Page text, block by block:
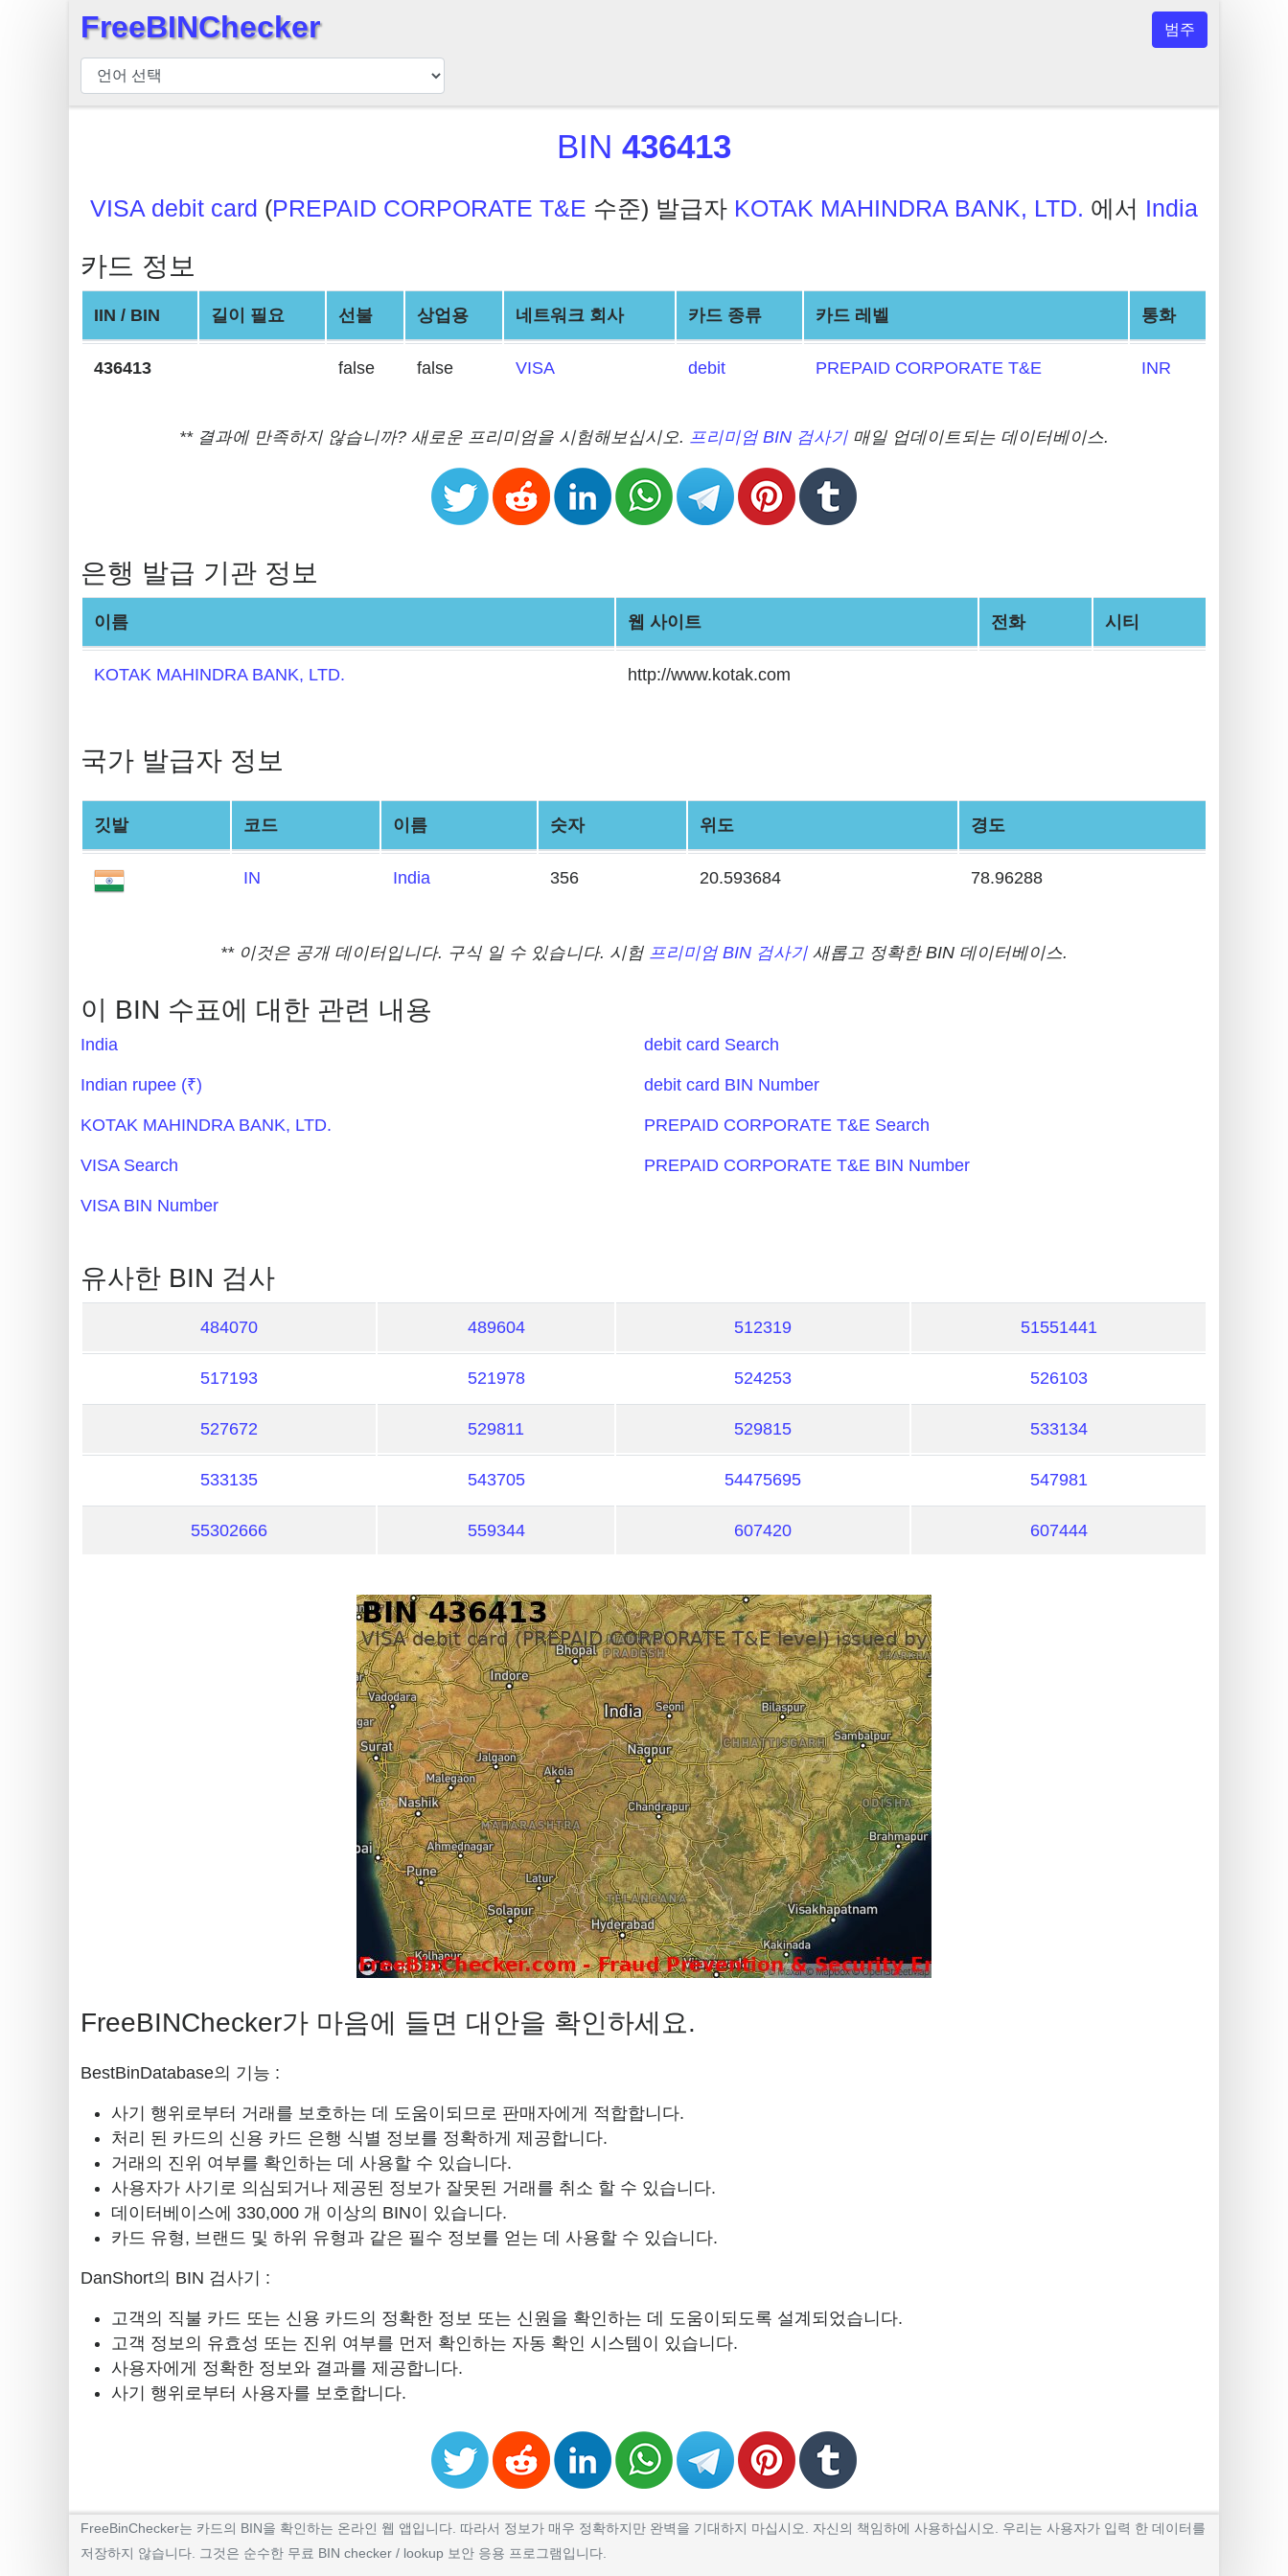
BIN
검
검
BIN
번
호
BIN
API
Generator
CC
Generator
from
Banks
Validator
Credit
Card
Generator
Random
Generate
Credit
Card
from
BIN
Credit
Card
Service
What
is
Lookup
FreeBINChecker 범주
BIN 436413
VISA debit card (PREPAID CORPORATE T&E 수준) 발급자 KOTAK MAHINDRA BANK, LTD. 에서 India
카드 정보
IIN / BIN 길이 필요 선불 상업용 네트워크 회사 카드 종류 카드 레벨 통화
436413 false false VISA debit PREPAID CORPORATE T&E INR
** 결과에 만족하지 않습니까? 새로운 프리미엄을 시험해보십시오. 프리미엄 BIN 검사기 매일 업데이트되는 데이터베이스.
은행 발급 기관 정보
이름 웹 사이트 전화 시티
KOTAK MAHINDRA BANK, LTD. http://www.kotak.com
국가 발급자 정보
깃발 코드 이름 숫자 위도 경도
IN India 356 20.593684 78.96288
** 이것은 공개 데이터입니다. 구식 일 수 있습니다. 시험 프리미엄 BIN 검사기 새롭고 정확한 BIN 데이터베이스.
이 BIN 수표에 대한 관련 내용
India
Indian rupee (₹)
KOTAK MAHINDRA BANK, LTD.
VISA Search
VISA BIN Number
debit card Search
debit card BIN Number
PREPAID CORPORATE T&E Search
PREPAID CORPORATE T&E BIN Number
유사한 BIN 검사
484070 489604 512319 51551441
517193 521978 524253 526103
527672 529811 529815 533134
533135 543705 54475695 547981
55302666 559344 607420 607444
FreeBINChecker가 마음에 들면 대안을 확인하세요.
BestBinDatabase의 기능 :
사기 행위로부터 거래를 보호하는 데 도움이되므로 판매자에게 적합합니다.
처리 된 카드의 신용 카드 은행 식별 정보를 정확하게 제공합니다.
거래의 진위 여부를 확인하는 데 사용할 수 있습니다.
사용자가 사기로 의심되거나 제공된 정보가 잘못된 거래를 취소 할 수 있습니다.
데이터베이스에 330,000 개 이상의 BIN이 있습니다.
카드 유형, 브랜드 및 하위 유형과 같은 필수 정보를 얻는 데 사용할 수 있습니다.
DanShort의 BIN 검사기 :
고객의 직불 카드 또는 신용 카드의 정확한 정보 또는 신원을 확인하는 데 도움이되도록 설계되었습니다.
고객 정보의 유효성 또는 진위 여부를 먼저 확인하는 자동 확인 시스템이 있습니다.
사용자에게 정확한 정보와 결과를 제공합니다.
사기 행위로부터 사용자를 보호합니다.
FreeBinChecker는 카드의 BIN을 확인하는 온라인 웹 앱입니다. 따라서 정보가 매우 정확하지만 완벽을 기대하지 마십시오. 자신의 책임하에 사용하십시오. 우리는 사용자가 입력 한 데이터를
저장하지 않습니다. 그것은 순수한 무료 BIN checker / lookup 보안 응용 프로그램입니다.